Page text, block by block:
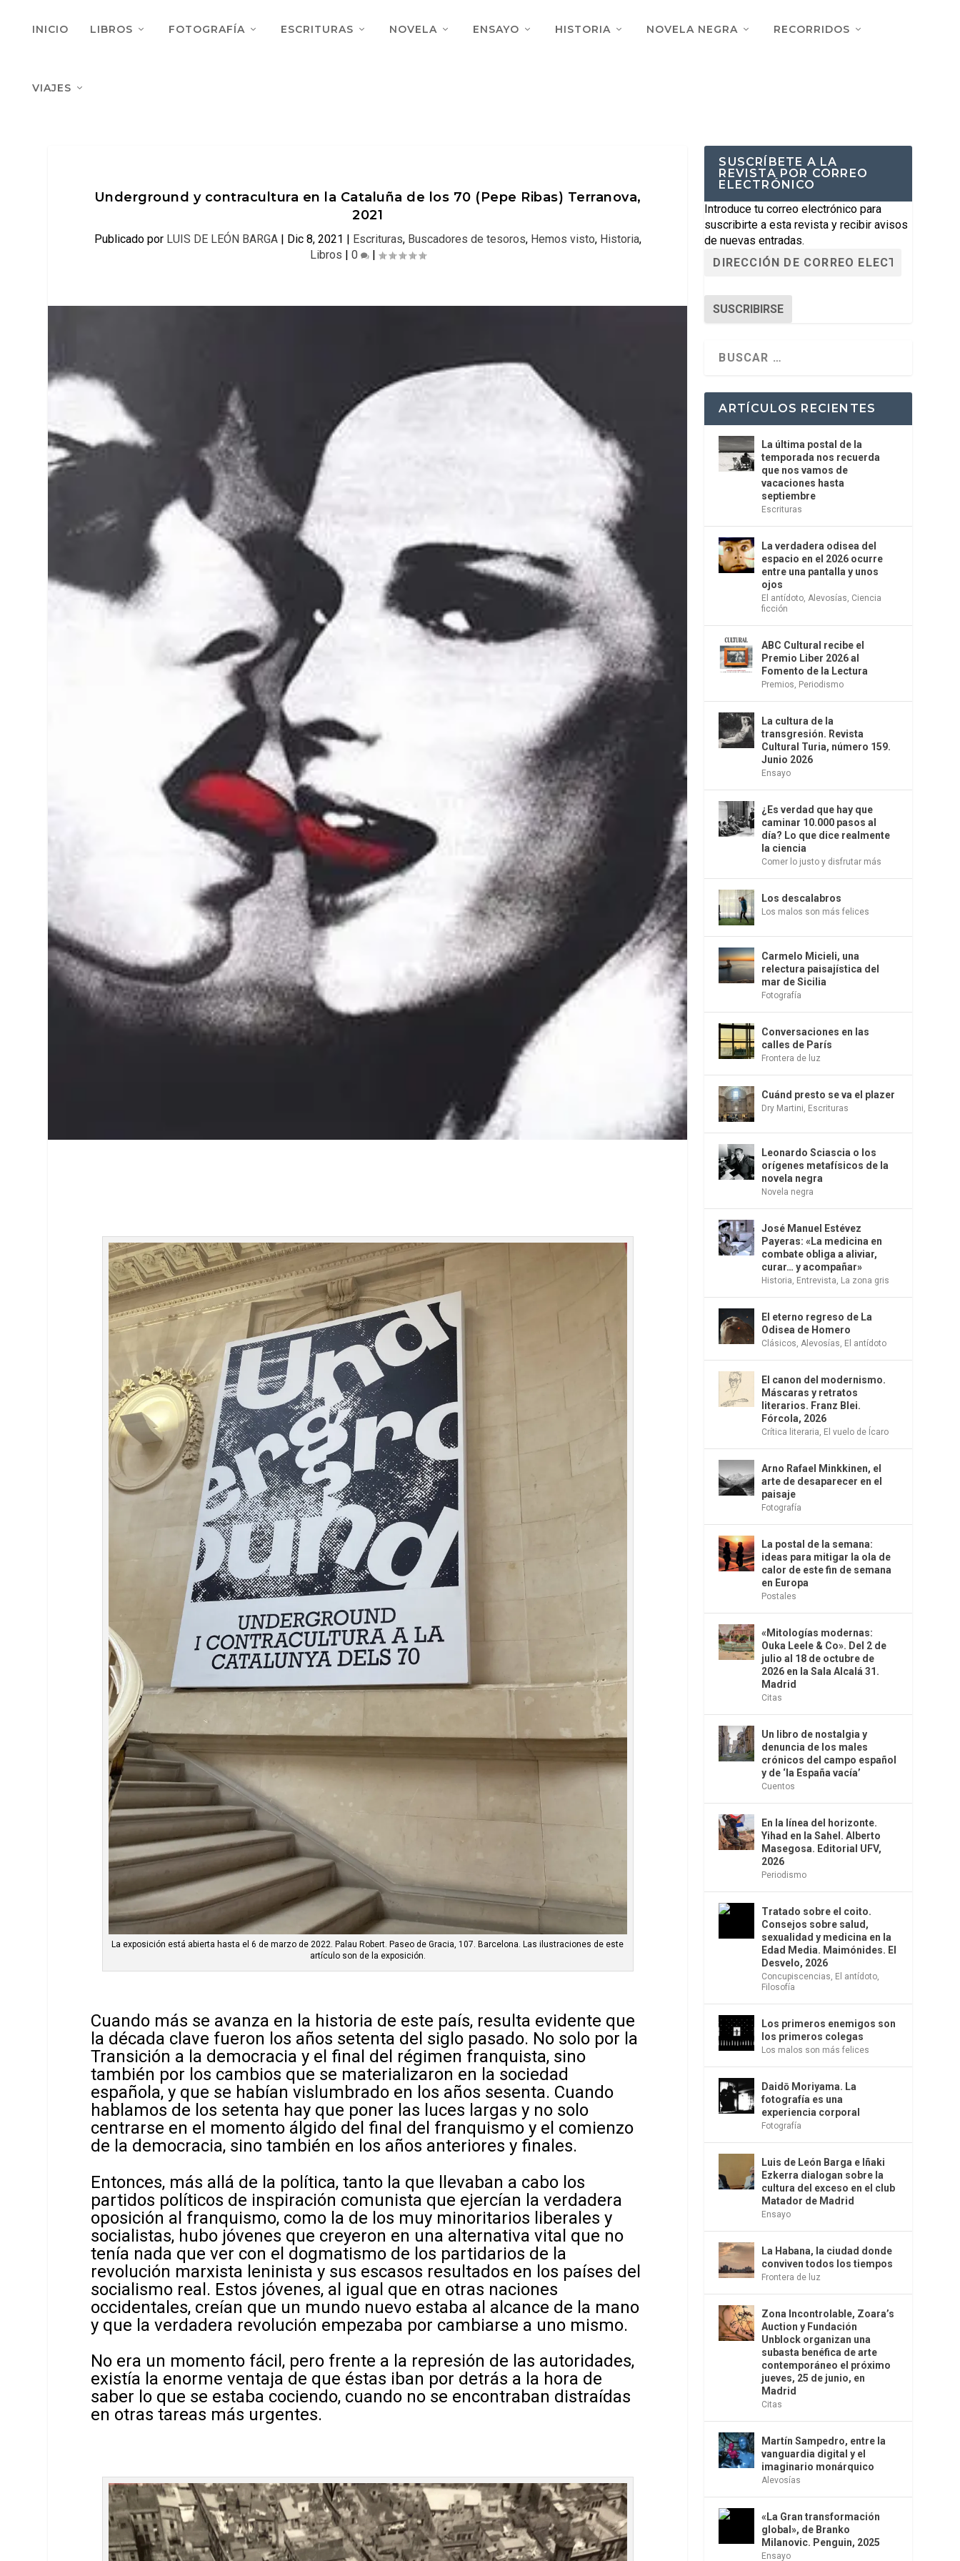
INICIO LIBROS FOTOGRAFÍA ESCRITURAS NOVELA ENSAYO HISTORIA NOVELA NEGRA RECORRIDOS
VIAJES
Underground y contracultura en la Cataluña de los 70 (Pepe Ribas) Terranova,
2021
Publicado por LUIS DE LEÓN BARGA| Dic 8, 2021 | Escrituras, Buscadores de tesoros, Hemos visto, Historia,
Libros | 0 |
La exposición está abierta hasta el 6 de marzo de 2022. Palau Robert. Paseo de Gracia, 107. Barcelona. Las ilustraciones de este
artículo son de la exposición.
Cuando más se avanza en la historia de este país, resulta evidente que
la década clave fueron los años setenta del siglo pasado. No solo por la
Transición a la democracia y el final del régimen franquista, sino
también por los cambios que se materializaron en la sociedad
española, y que se habían vislumbrado en los años sesenta. Cuando
hablamos de los setenta hay que poner las luces largas y no solo
centrarse en el momento álgido del final del franquismo y el comienzo
de la democracia, sino también en los años anteriores y finales.
Entonces, más allá de la política, tanto la que llevaban a cabo los
partidos políticos de inspiración comunista que ejercían la verdadera
oposición al franquismo, como la de los muy minoritarios liberales y
socialistas, hubo jóvenes que creyeron en una alternativa vital que no
tenía nada que ver con el dogmatismo de los partidarios de la
revolución marxista leninista y sus escasos resultados en los países del
socialismo real. Estos jóvenes, al igual que en otras naciones
occidentales, creían que un mundo nuevo estaba al alcance de la mano
y que la verdadera revolución empezaba por cambiarse a uno mismo.
No era un momento fácil, pero frente a la represión de las autoridades,
existía la enorme ventaja de que éstas iban por detrás a la hora de
saber lo que se estaba cociendo, cuando no se encontraban distraídas
en otras tareas más urgentes.
SUSCRÍBETE A LA
REVISTA POR CORREO
ELECTRÓNICO
Introduce tu correo electrónico para
suscribirte a esta revista y recibir avisos
de nuevas entradas.
SUSCRIBIRSE
ARTÍCULOS RECIENTES
La última postal de la
temporada nos recuerda
que nos vamos de
vacaciones hasta
septiembre
Escrituras
La verdadera odisea del
espacio en el 2026 ocurre
entre una pantalla y unos
ojos
El antídoto Alevosías Ciencia
ficción
ABC Cultural recibe el
Premio Liber 2026 al
Fomento de la Lectura
Premios Periodismo
La cultura de la
transgresión. Revista
Cultural Turia, número 159.
Junio 2026
Ensayo
¿Es verdad que hay que
caminar 10.000 pasos al
día? Lo que dice realmente
la ciencia
Comer lo justo y disfrutar más
Los descalabros
Los malos son más felices
Carmelo Micieli, una
relectura paisajística del
mar de Sicilia
Fotografía
Conversaciones en las
calles de París
Frontera de luz
Cuánd presto se va el plazer
Dry Martini Escrituras
Leonardo Sciascia o los
orígenes metafísicos de la
novela negra
Novela negra
José Manuel Estévez
Payeras: «La medicina en
combate obliga a aliviar,
curar… y acompañar»
Historia Entrevista La zona gris
El eterno regreso de La
Odisea de Homero
Clásicos Alevosías El antídoto
El canon del modernismo.
Máscaras y retratos
literarios. Franz Blei.
Fórcola, 2026
Crítica literaria El vuelo de Ícaro
Arno Rafael Minkkinen, el
arte de desaparecer en el
paisaje
Fotografía
La postal de la semana:
ideas para mitigar la ola de
calor de este fin de semana
en Europa
Postales
«Mitologías modernas:
Ouka Leele & Co». Del 2 de
julio al 18 de octubre de
2026 en la Sala Alcalá 31.
Madrid
Citas
Un libro de nostalgia y
denuncia de los males
crónicos del campo español
y de ‘la España vacía’
Cuentos
En la línea del horizonte.
Yihad en la Sahel. Alberto
Masegosa. Editorial UFV,
2026
Periodismo
Tratado sobre el coito.
Consejos sobre salud,
sexualidad y medicina en la
Edad Media. Maimónides. El
Desvelo, 2026
Concupiscencias El antídoto
Filosofía
Los primeros enemigos son
los primeros colegas
Los malos son más felices
Daidō Moriyama. La
fotografía es una
experiencia corporal
Fotografía
Luis de León Barga e Iñaki
Ezkerra dialogan sobre la
cultura del exceso en el club
Matador de Madrid
Ensayo
La Habana, la ciudad donde
conviven todos los tiempos
Frontera de luz
Zona Incontrolable, Zoara’s
Auction y Fundación
Unblock organizan una
subasta benéfica de arte
contemporáneo el próximo
jueves, 25 de junio, en
Madrid
Citas
Martín Sampedro, entre la
vanguardia digital y el
imaginario monárquico
Alevosías
«La Gran transformación
global», de Branko
Milanovic. Penguin, 2025
Ensayo